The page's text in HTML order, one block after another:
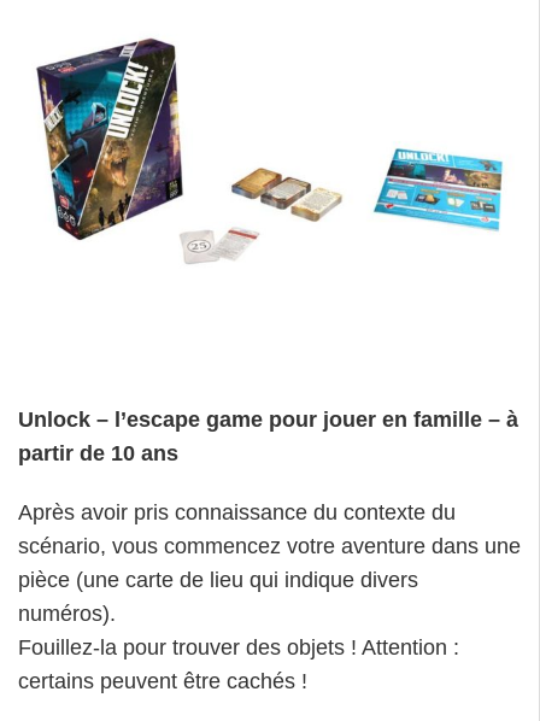
Unlock – l’escape game pour jouer en famille – à
partir de 10 ans
Après avoir pris connaissance du contexte du
scénario, vous commencez votre aventure dans une
pièce (une carte de lieu qui indique divers
numéros).
Fouillez-la pour trouver des objets ! Attention :
certains peuvent être cachés !